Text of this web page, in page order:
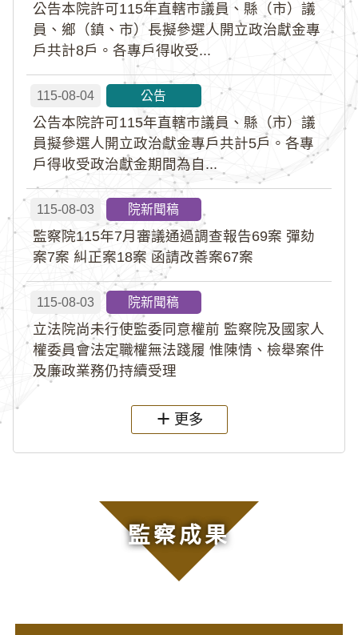
公告本院許可115年直轄市議員、縣（市）議
員、鄉（鎮、市）長擬參選人開立政治獻金專
戶共計8戶。各專戶得收受...
115-08-04 公告
公告本院許可115年直轄市議員、縣（市）議
員擬參選人開立政治獻金專戶共計5戶。各專
戶得收受政治獻金期間為自...
115-08-03 院新聞稿
監察院115年7月審議通過調查報告69案 彈劾
案7案 糾正案18案 函請改善案67案
115-08-03 院新聞稿
立法院尚未行使監委同意權前 監察院及國家人
權委員會法定職權無法踐履 惟陳情、檢舉案件
及廉政業務仍持續受理
更多
監察成果